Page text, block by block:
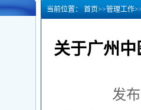
当前位置： 首页>>管理工作
关于广州
发